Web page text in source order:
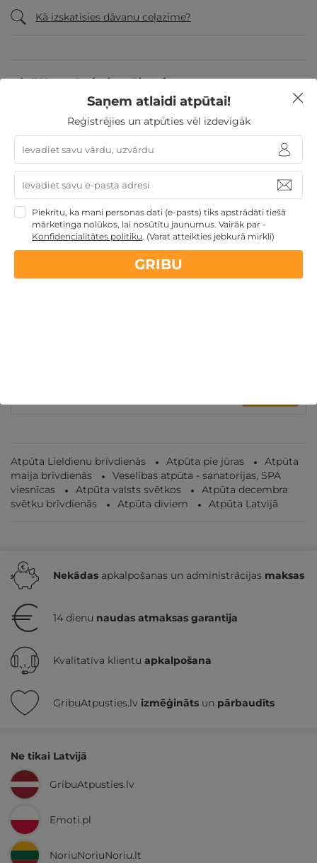
Kā izskatīsies dāvanu ceļazīme?
Biežāk uzdotie jautājumi
Atpūtas piedāvājums Apraksts Kontakti Noteikumi
Līdzīgi atpūtas piedāvājumi
Atpūta Lieldienu brīvdienās Atpūta pie jūras
Atpūta
maija brīvdienās
Veselības atpūta - sanatorijas, SPA
viesnīcas
Atpūta valsts svētkos
Atpūta decembra
svētku brīvdienās
Atpūta diviem Atpūta Latvijā
Nekādas apkalpošanas un administrācijas maksas
14 dienu naudas atmaksas garantija
Kvalitatīva klientu apkalpošana
GribuAtpusties.lv izmēģināts un pārbaudīts
Ne tikai Latvijā
GribuAtpusties.lv
Emoti.pl
NoriuNoriuNoriu.lt
Saņem atlaidi atpūtai!
Reģistrējies un atpūties vēl izdevīgāk
Piekrītu, ka mani personas dati (e-pasts) tiks apstrādāti tiešā
mārketinga nolūkos, lai nosūtītu jaunumus. Vairāk par -
Konfidencialitātes politiku. (Varat atteikties jebkurā mirklī)
GRIBU